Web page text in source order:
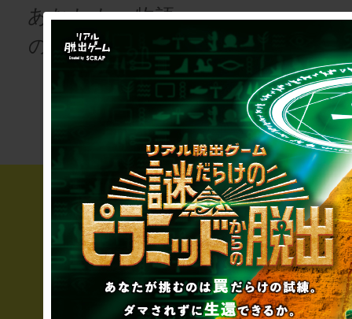
あなたも、物語
の登場人物にな
りませんか
次の授業は“謎
き”!?